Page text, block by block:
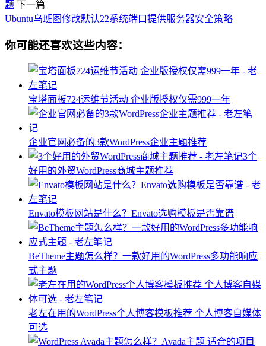
题 下一篇
Ubuntu乌班图修改默认22系统端口提供服务器安全策略
你可能还喜欢这些内容：
宝塔面板724运维节活动 企业版授权仅需999一年
企业官网必备的3款WordPress企业主题推荐
3个
好用的外贸WordPress商城主题推荐
Envato模板网站是什么？Envato选购模板是否靠谱
BeTheme主题怎么样？一款好用的WordPress多功能响应
式主题
老左在用的WordPress个人博客模板推荐 个人博客自媒体
可选